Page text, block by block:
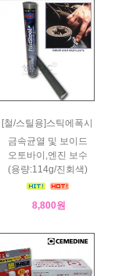
[철/스틸용]스틱에폭시
금속균열 및 보이드
오토바이,엔진 보수
(용량:114g/진회색)
8,800원